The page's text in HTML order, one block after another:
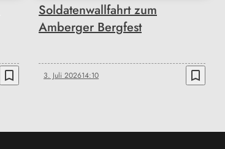
bookmark_border
Soldatenwallfahrt zum
Amberger Bergfest
3. Juli 202614:10 bookmark_border